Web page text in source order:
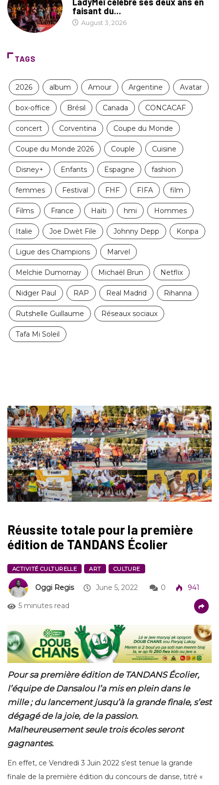
faisant du...
August 3, 2026
TAGS
2026 album Amour Argentine Avatar
box-office Brésil Canada CONCACAF
concert Corventina Coupe du Monde
Coupe du Monde 2026 Couple Cuisine
Disney+ Enfants Espagne fashion
femmes Festival FHF FIFA film
Films France Haïti hmi Hommes
Italie Joe Dwèt File Johnny Depp Konpa
Ligue des Champions Marvel
Melchie Dumornay Michaël Brun Netflix
Nidger Paul RAP Real Madrid Rihanna
Rutshelle Guillaume Réseaux sociaux
Tafa Mi Soleil
Réussite totale pour la première
édition de TANDANS Écolier
ACTIVITÉ CULTURELLE ART CULTURE
Oggi Regis June 5, 2022 0 941
5 minutes read
Pour sa première édition de TANDANS Écolier,
l’équipe de Dansalou l’a mis en plein dans le
mille ; du lancement jusqu’à la grande finale, s’est
dégagé de la joie, de la passion.
Malheureusement seule trois écoles seront
gagnantes.
En effet, ce Vendredi 3 Juin 2022 s’est tenue la grande
finale de la première édition du concours de danse, titré «